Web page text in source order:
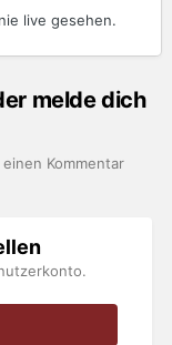
live gesehen.
melde dich
Kommentar